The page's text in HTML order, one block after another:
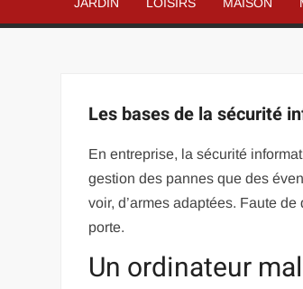
Les bases de la sécurité
En entreprise, la sécurité
gestion des pannes que des
voir, d’armes adaptées. Faute
porte.
Un ordinateur mal